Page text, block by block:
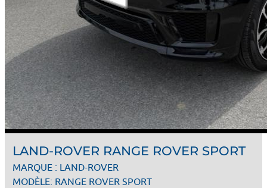
LAND-ROVER RANGE ROVER SPORT
MARQUE : LAND-ROVER
MODÈLE: RANGE ROVER SPORT